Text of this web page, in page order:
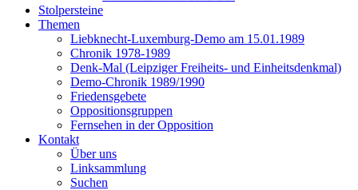
Stolpersteine
Themen
Liebknecht-Luxemburg-Demo am 15.01.1989
Chronik 1978-1989
Denk-Mal (Leipziger Freiheits- und Einheitsdenkmal)
Demo-Chronik 1989/1990
Friedensgebete
Oppositionsgruppen
Fernsehen in der Opposition
Kontakt
Über uns
Linksammlung
Suchen